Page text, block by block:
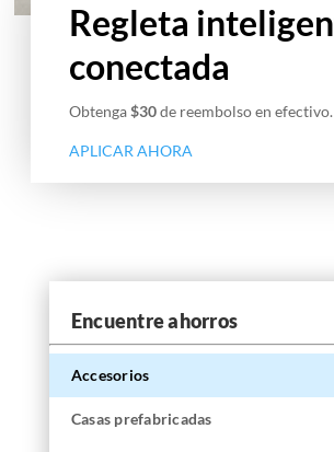
Regleta
conectada
Obtenga$30de reembolso en efectivo.
APLICAR AHORA
Encuentre ahorros
Accesorios
Casas prefabricadas